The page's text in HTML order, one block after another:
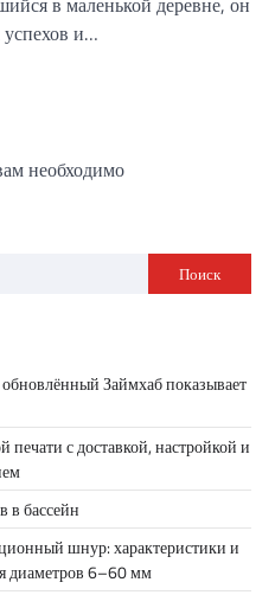
успехов и…
необходимо
Поиск
Займхаб показывает
с доставкой, настройкой и
в бассейн
шнур: характеристики и
диаметров 6–60 мм